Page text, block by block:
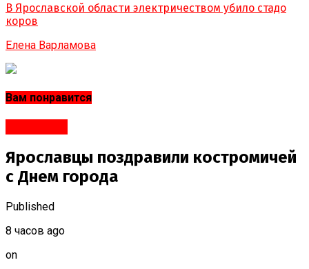
В Ярославской области электричеством убило стадо
коров
Елена Варламова
Вам понравится
Ярославцы поздравили костромичей
с Днем города
Published
8 часов ago
on